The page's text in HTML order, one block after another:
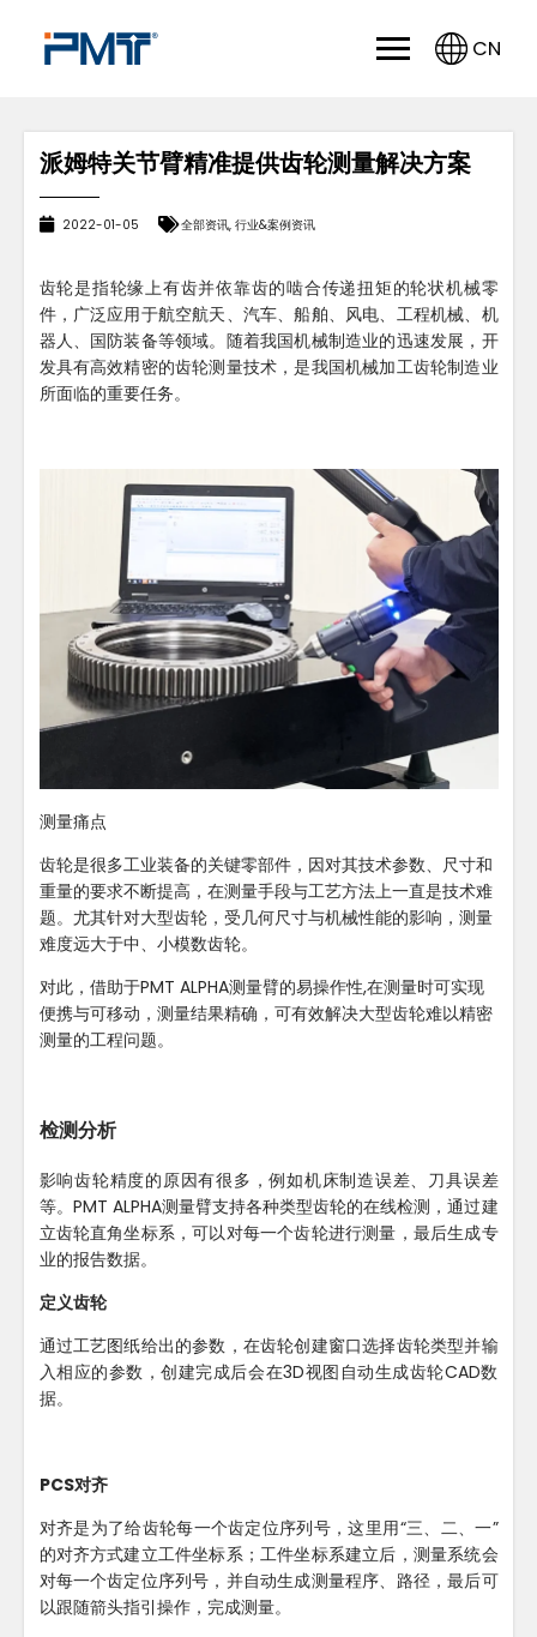
CN
派姆特关节臂精准提供齿轮测量解决方案
2022-01-05 全部资讯, 行业&案例资讯
齿轮是指轮缘上有齿并依靠齿的啮合传递扭矩的轮状机械零
件，广泛应用于航空航天、汽车、船舶、风电、工程机械、机
器人、国防装备等领域。随着我国机械制造业的迅速发展，开
发具有高效精密的齿轮测量技术，是我国机械加工齿轮制造业
所面临的重要任务。
测量痛点
齿轮是很多工业装备的关键零部件，因对其技术参数、尺寸和
重量的要求不断提高，在测量手段与工艺方法上一直是技术难
题。尤其针对大型齿轮，受几何尺寸与机械性能的影响，测量
难度远大于中、小模数齿轮。
对此，借助于PMT ALPHA测量臂的易操作性,在测量时可实现
便携与可移动，测量结果精确，可有效解决大型齿轮难以精密
测量的工程问题。
检测分析
影响齿轮精度的原因有很多，例如机床制造误差、刀具误差
等。PMT ALPHA测量臂支持各种类型齿轮的在线检测，通过建
立齿轮直角坐标系，可以对每一个齿轮进行测量，最后生成专
业的报告数据。
定义齿轮
通过工艺图纸给出的参数，在齿轮创建窗口选择齿轮类型并输
入相应的参数，创建完成后会在3D视图自动生成齿轮CAD数
据。
PCS对齐
对齐是为了给齿轮每一个齿定位序列号，这里用“三、二、一”
的对齐方式建立工件坐标系；工件坐标系建立后，测量系统会
对每一个齿定位序列号，并自动生成测量程序、路径，最后可
以跟随箭头指引操作，完成测量。